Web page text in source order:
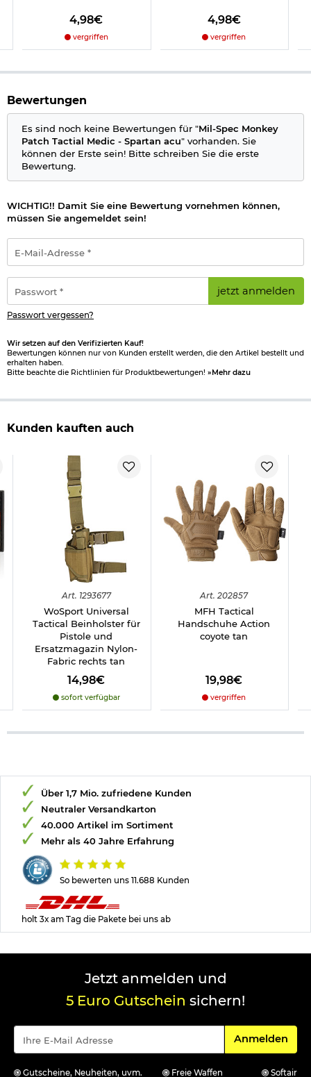
4,98€
vergriffen
4,98€
vergriffen
Bewertungen
Es sind noch keine Bewertungen für "Mil-Spec Monkey
Patch Tactial Medic - Spartan acu" vorhanden. Sie
können der Erste sein! Bitte schreiben Sie die erste
Bewertung.
WICHTIG!! Damit Sie eine Bewertung vornehmen können,
müssen Sie angemeldet sein!
Mail-
Adresse
*
jetzt anmelden
Passwort vergessen?
Wir setzen auf den Verifizierten Kauf!
Bewertungen können nur von Kunden erstellt werden, die den Artikel bestellt und
erhalten haben.
Bitte beachte die Richtlinien für Produktbewertungen! »Mehr dazu
Kunden kauften auch
Art. 1293677
WoSport Universal
Tactical Beinholster für
Pistole und
Ersatzmagazin Nylon-
Fabric rechts tan
14,98€
sofort verfügbar
Art. 202857
MFH Tactical
Handschuhe Action
coyote tan
19,98€
vergriffen
So bewerten uns 11.688 Kunden
Über 1,7 Mio. zufriedene Kunden
Neutraler Versandkarton
40.000 Artikel im Sortiment
Mehr als 40 Jahre Erfahrung
holt 3x am Tag die Pakete bei uns ab
Jetzt anmelden und
5 Euro Gutschein sichern!
Für den
Anmelden
Gutscheine, Neuheiten, uvm. Freie Waffen
Softair